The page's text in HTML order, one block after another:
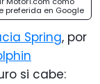
preferida en Google
Spring, por
si cabe: